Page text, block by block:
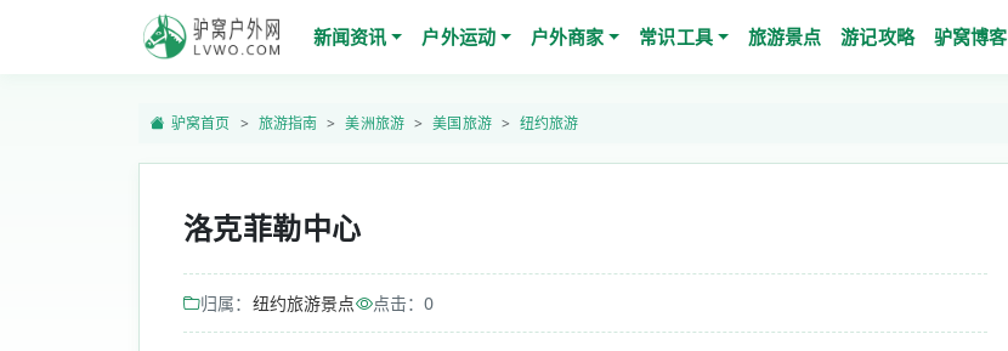
新闻资讯 户外运动 户外商家 常识工具 旅游景点 游记攻略 驴窝博客
驴窝首页 旅游指南 美洲旅游 美国旅游 纽约旅游
洛克菲勒中心
归属： 纽约旅游景点 点击：0